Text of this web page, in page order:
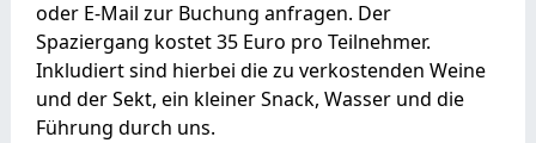
oder E-Mail zur Buchung anfragen. Der
Spaziergang kostet 35 Euro pro Teilnehmer.
Inkludiert sind hierbei die zu verkostenden Weine
und der Sekt, ein kleiner Snack, Wasser und die
Führung durch uns.